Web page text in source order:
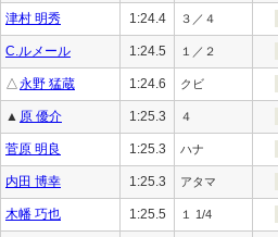
津村 明秀 1:24.4 ３／４
C.ルメール 1:24.5 １／２
△永野 猛蔵 1:24.6 クビ
▲ 原 優介 1:25.3 ４
菅原 明良 1:25.3 ハナ
内田 博幸 1:25.3 アタマ
木幡 巧也 1:25.5 １ 1/4